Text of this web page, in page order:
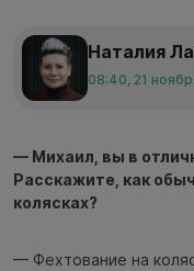
Наталия
08:40, 21
— Михаил, вы в
Расскажите, как
колясках?
— Фехтование на